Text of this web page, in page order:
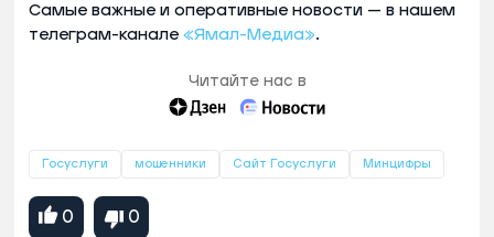
Самые важные и оперативные новости — в нашем
телеграм-канале «Ямал-Медиа».
Читайте нас в
Госуслуги мошенники Сайт Госуслуги Минцифры
0 0